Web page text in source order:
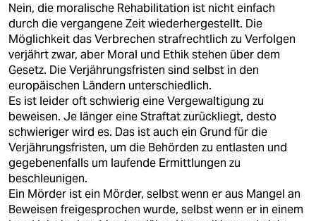
Nein, die moralische Rehabilitation ist nicht einfach
durch die vergangene Zeit wiederhergestellt. Die
Möglichkeit das Verbrechen strafrechtlich zu Verfolgen
verjährt zwar, aber Moral und Ethik stehen über dem
Gesetz. Die Verjährungsfristen sind selbst in den
europäischen Ländern unterschiedlich.
Es ist leider oft schwierig eine Vergewaltigung zu
beweisen. Je länger eine Straftat zurückliegt, desto
schwieriger wird es. Das ist auch ein Grund für die
Verjährungsfristen, um die Behörden zu entlasten und
gegebenenfalls um laufende Ermittlungen zu
beschleunigen.
Ein Mörder ist ein Mörder, selbst wenn er aus Mangel an
Beweisen freigesprochen wurde, selbst wenn er in einem